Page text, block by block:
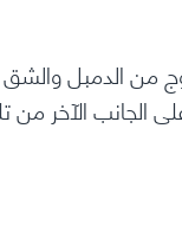
الجانب الآخر